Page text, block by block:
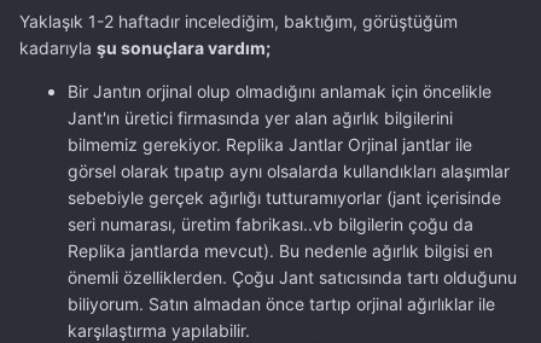
Yaklaşık 1-2 haftadır incelediğim, baktığım, görüştüğüm
kadarıyla şu sonuçlara vardım;
Bir Jantın orjinal olup olmadığını anlamak için öncelikle
Jant'ın üretici firmasında yer alan ağırlık bilgilerini
bilmemiz gerekiyor. Replika Jantlar Orjinal jantlar ile
görsel olarak tıpatıp aynı olsalarda kullandıkları alaşımlar
sebebiyle gerçek ağırlığı tutturamıyorlar (jant içerisinde
seri numarası, üretim fabrikası..vb bilgilerin çoğu da
Replika jantlarda mevcut). Bu nedenle ağırlık bilgisi en
önemli özelliklerden. Çoğu Jant satıcısında tartı olduğunu
biliyorum. Satın almadan önce tartıp orjinal ağırlıklar ile
karşılaştırma yapılabilir.